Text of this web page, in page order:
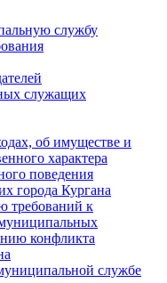
службу
служащих
об имуществе и
характера
поведения
города Кургана
требований к
конфликта
службе